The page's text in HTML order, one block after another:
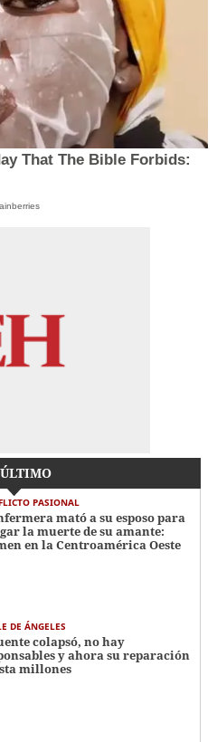
That The Bible Forbids:
PASIONAL
mató a su esposo para
la muerte de su amante:
en la Centroamérica Oeste
DE ÁNGELES
colapsó, no hay
y ahora su reparación
millones